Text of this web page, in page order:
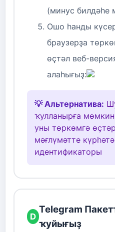
(минус билдәһе
Ошо һанды
браузерҙа
өҫтәл веб-
алаһығыҙ:
💡 Альтернатива:
ҡулланырға мөмкин
уны төркөмгә
мәғлүмәтте
идентификаторы
D
Telegram
ҡуйығыҙ